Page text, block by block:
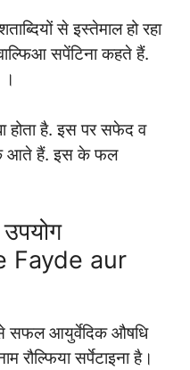
से इस्तेमाल हो रहा
सपेंटिना कहते हैं.
।
होता है. इस पर सफेद व
आते हैं. इस के फल
Fayde aur
सफल आयुर्वेदिक औषधि
रौल्फिया सर्पेटाइना है।